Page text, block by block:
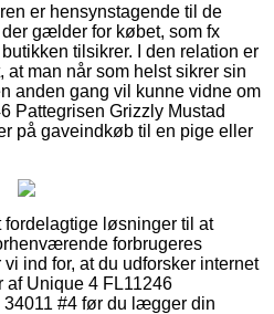
er hensynstagende til de
gælder for købet, som fx
tilsikrer. I den relation er
at man når som helst sikrer sin
anden gang vil kunne vidne om
Pattegrisen Grizzly Mustad
på gaveindkøb til en pige eller
løsninger til at
forbrugeres
ind for, at du udforsker internet
af Unique 4 FL11246
34011 #4 før du lægger din